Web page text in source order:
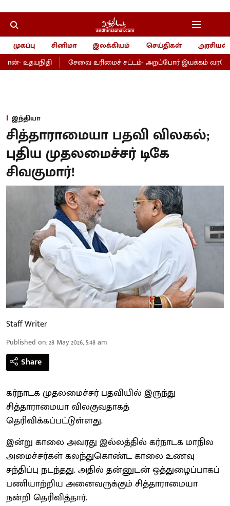
முகப்பு சினிமா இலக்கியம் செய்திகள்
அரசியல்
உதயநிதி
சேவை உரிமைச் சட்டம்- அறப்போர் இயக்கம்
இந்தியா
சித்தாராமையா பதவி விலகல்;
புதிய முதலமைச்சர் டிகே
சிவகுமார்!
Staff Writer
Published on:28 May 2026, 5:48 am
Share
கர்நாடக முதலமைச்சர் பதவியில் இருந்து
சித்தாராமையா விலகுவதாகத்
தெரிவிக்கப்பட்டுள்ளது.
இன்று காலை அவரது இல்லத்தில் கர்நாடக மாநில
அமைச்சர்கள் கலந்துகொண்ட காலை உணவு
சந்திப்பு நடந்தது. அதில் தன்னுடன் ஒத்துழைப்பாகப்
பணியாற்றிய அனைவருக்கும் சித்தாராமையா
நன்றி தெரிவித்தார்.